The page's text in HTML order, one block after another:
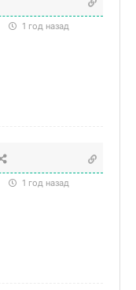
1 год назад
1 год назад